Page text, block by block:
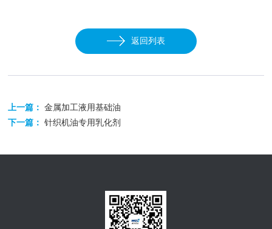
返回列表
上一篇：金属加工液用基础油
下一篇：针织机油专用乳化剂